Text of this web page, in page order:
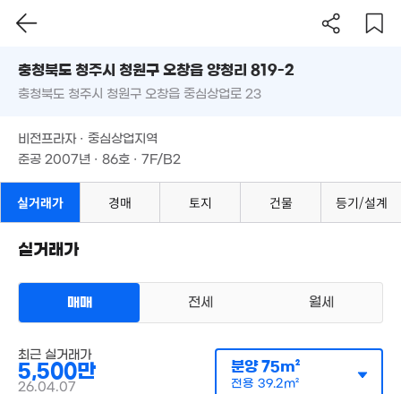
매매 5500만원
전용39m²
계약일 '26. 04
6,800만
29m²
2.7억
'18. 10
30m²
필터 매물 탐색
충청북도 청주시 청원구 오창읍 양청리 819-2
준공 2007년 · 86호 · 7F/B2
충청북도 청주시 청원구 오창읍 양청리 819-2
충청북도 청주시 청원구 오창읍 중심상업로 23
비전프라자 · 중심상업지역
준공 2007년 · 86호 · 7F/B2
실거래가 경매 토지 건물 등기/설계
실거래가
매매 전세 월세
최근 실거래가
5,500만
26.04.07
분양75m²
전용 39.2m²